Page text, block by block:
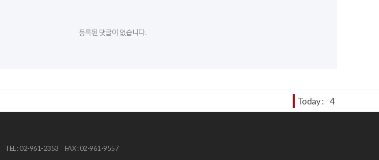
등록된 댓글이 없습니다.
Today : 4
TEL : 02-961-2353
FAX : 02-961-9557